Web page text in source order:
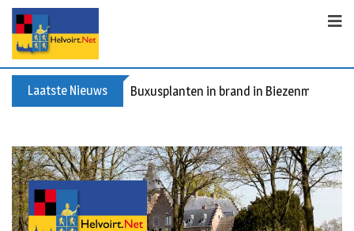
Laatste Nieuws Buxusplanten in brand in Biezenmortel,